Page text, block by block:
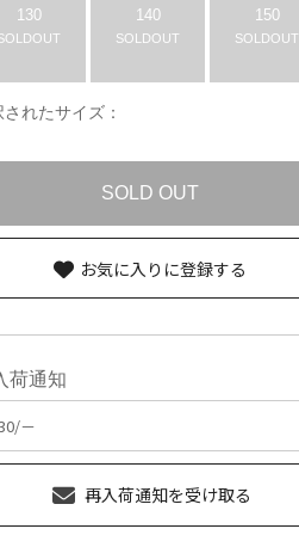
130 140
SOLDOUT
150
SOLDOUT
れたサイズ：
SOLD OUT
荷通知
お気に入りに登録する